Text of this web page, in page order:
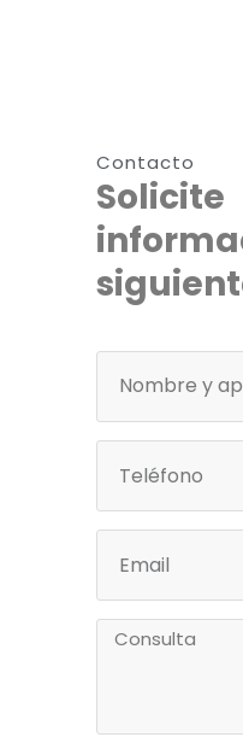
Contacto
Solicite